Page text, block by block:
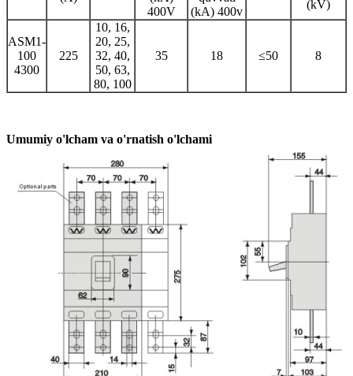
400V
(kA) 400v
(kV)
ASM1-
100
4300
225
10, 16,
20, 25,
32, 40,
50, 63,
80, 100
35 18 ≤50 8
Umumiy o'lcham va o'rnatish o'lchami